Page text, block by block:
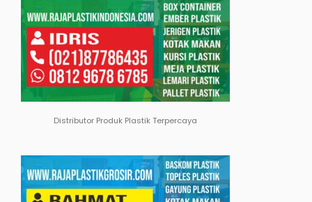
Distributor Produk Plastik Terpercaya